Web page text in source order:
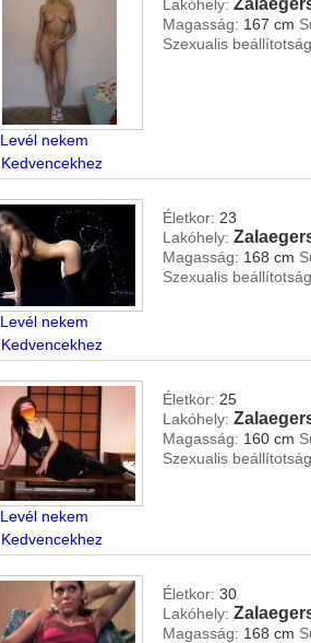
Levél nekem
Kedvencekhez
Lakóhely:
Magasság: 167 cm
Szexualis
Levél nekem
Kedvencekhez
Életkor: 23
Lakóhely:
Magasság: 168 cm
Szexualis
Levél nekem
Kedvencekhez
Életkor: 25
Lakóhely:
Magasság: 160 cm
Szexualis
Életkor: 30
Lakóhely:
Magasság: 168 cm